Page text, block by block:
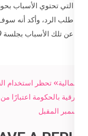
التي تحتوي الأسباب
طلب الرد، وأكد أنه
عن تلك الأسباب بجلسة 19 أكتوبر الجاري.
Post
navigation
«المالية» تحظر استخدام
الورقية بالحكومة اعتبارًا من
ديسمبر المقبل